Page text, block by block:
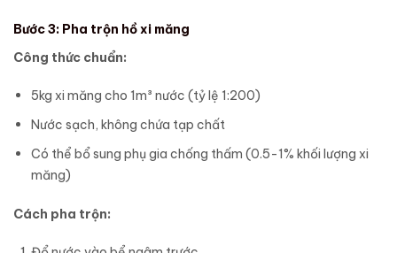
Bước 3: Pha trộn hồ xi măng
Công thức chuẩn:
5kg xi măng cho 1m³ nước (tỷ lệ 1:200)
Nước sạch, không chứa tạp chất
Có thể bổ sung phụ gia chống thấm (0.5-1% khối lượng xi
măng)
Cách pha trộn: